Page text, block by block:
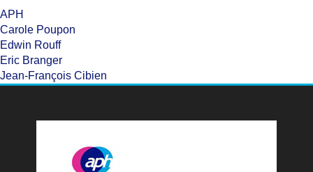
APH
Carole Poupon
Edwin Rouff
Eric Branger
Jean-François Cibien